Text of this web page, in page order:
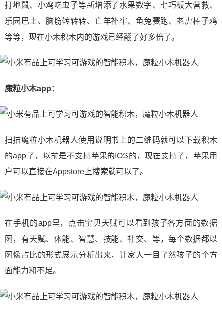
打地鼠、小鸡吃虫子等新增添了水果数字、七巧板大营救、
乐园巴士、脑筋转转转、亡羊补牢、龟兔赛跑、老虎棒子鸡
等等，现在小木积木内的游戏已经翻了好多倍了。
魔粒小木app：
扫描魔粒小木机器人使用说明书上的二维码就可以下载积木
的app了，以前是不支持苹果的IOS的，现在支持了，苹果用
户可以直接在Appstore上搜索就可以了。
在手机的app里，点击宝贝天赋可以看到孩子各方面的数据
图，有天赋、体能、智慧、技能、社交、等，每个数据都以
图像占比的形式展示分析出来，让家人一目了然孩子的个方
面能力和不足。